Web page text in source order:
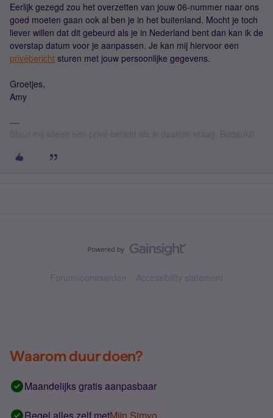
Eerlijk gezegd zou het overzetten van jouw 06-nummer naar ons
goed moeten gaan ook al ben je in het buitenland. Mocht je toch
liever willen dat dit gebeurd als je in Nederland bent dan kan ik de
overstap datum voor je aanpassen. Je kan mij hiervoor een
privébericht sturen met jouw persoonlijke gegevens.
Groetjes,
Amy
Forumvoorwaarden Accessibility statement
Waarom duur doen?
Maandelijks gratis aanpasbaar